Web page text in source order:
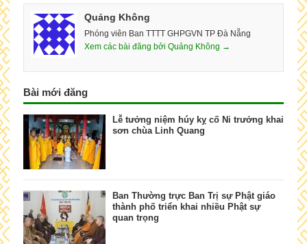
Quảng Không
Phóng viên Ban TTTT GHPGVN TP Đà Nẵng
Xem các bài đăng bởi Quảng Không →
Bài mới đăng
Lễ tưởng niệm húy kỵ cố Ni trưởng khai
sơn chùa Linh Quang
Ban Thường trực Ban Trị sự Phật giáo
thành phố triển khai nhiều Phật sự
quan trọng